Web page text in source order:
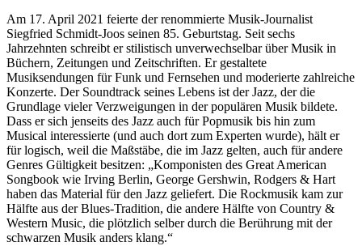
Am 17. April 2021 feierte der renommierte Musik-Journalist
Siegfried Schmidt-Joos seinen 85. Geburtstag. Seit sechs
Jahrzehnten schreibt er stilistisch unverwechselbar über Musik in
Büchern, Zeitungen und Zeitschriften. Er gestaltete
Musiksendungen für Funk und Fernsehen und moderierte zahlreiche
Konzerte. Der Soundtrack seines Lebens ist der Jazz, der die
Grundlage vieler Verzweigungen in der populären Musik bildete.
Dass er sich jenseits des Jazz auch für Popmusik bis hin zum
Musical interessierte (und auch dort zum Experten wurde), hält er
für logisch, weil die Maßstäbe, die im Jazz gelten, auch für andere
Genres Gültigkeit besitzen: „Komponisten des Great American
Songbook wie Irving Berlin, George Gershwin, Rodgers & Hart
haben das Material für den Jazz geliefert. Die Rockmusik kam zur
Hälfte aus der Blues-Tradition, die andere Hälfte von Country &
Western Music, die plötzlich selber durch die Berührung mit der
schwarzen Musik anders klang.“